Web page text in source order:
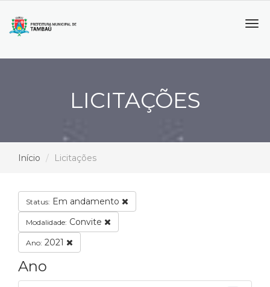
LICITAÇÕES
Início Licitações
Status: Em andamento
Modalidade: Convite
Ano: 2021
Ano